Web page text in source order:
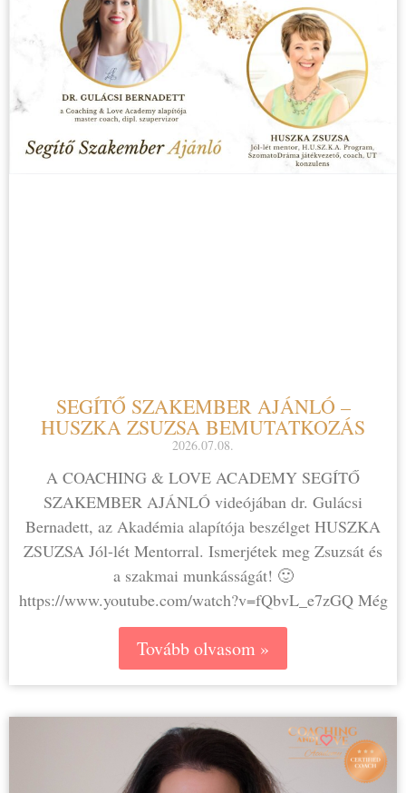
SEGÍTŐ SZAKEMBER AJÁNLÓ –
HUSZKA ZSUZSA BEMUTATKOZÁS
2026.07.08.
A COACHING & LOVE ACADEMY SEGÍTŐ
SZAKEMBER AJÁNLÓ videójában dr. Gulácsi
Bernadett, az Akadémia alapítója beszélget HUSZKA
ZSUZSA Jól-lét Mentorral. Ismerjétek meg Zsuzsát és
a szakmai munkásságát! 🙂
https://www.youtube.com/watch?v=fQbvL_e7zGQ Még
Tovább olvasom »